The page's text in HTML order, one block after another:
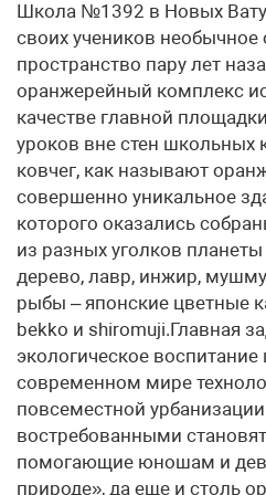
Школа №1392 в Новых
своих учеников необычное
пространство пару лет
оранжерейный комплекс
качестве главной
уроков вне стен школьных
ковчег, как называют
совершенно уникальное
которого оказались
из разных уголков
дерево, лавр, инжир,
рыбы – японские цветные
bekko и shiromuji.Главная
экологическое
современном мире
повсеместной
востребованными
помогающие юношам и
природе», да еще и столь